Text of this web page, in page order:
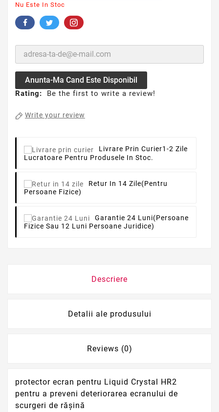
Nu Este In Stoc
Anunta-Ma Cand Este Disponibil
Rating: Be the first to write a review!
Write your review
Livrare Prin Curier1-2 Zile
Lucratoare Pentru Produsele In Stoc.
Retur In 14 Zile(pentru
Persoane Fizice)
Garantie 24 Luni(persoane
Fizice Sau 12 Luni Persoane Juridice)
Descriere
Detalii ale produsului
Reviews (0)
protector ecran pentru Liquid Crystal HR2
pentru a preveni deteriorarea ecranului de
scurgeri de rășină